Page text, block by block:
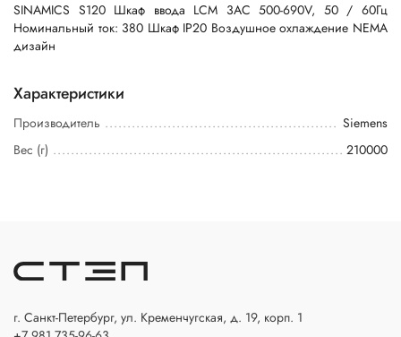
SINAMICS S120 Шкаф ввода LCM 3AC 500-690V, 50 / 60Гц
Номинальный ток: 380 Шкаф IP20 Воздушное охлаждение NEMA
дизайн
Характеристики
Производитель
Siemens
Вес (г)
210000
г. Санкт-Петербург, ул. Кременчугская, д. 19, корп. 1